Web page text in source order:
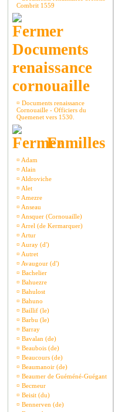
Combrit 1559
Documents
renaissance
cornouaille
¤ Documents renaissance
Cornouaille - Officiers du
Quemenet vers 1530.
Familles
¤ Adam
¤ Alain
¤ Aldroviche
¤ Alet
¤ Amezre
¤ Anseau
¤ Ansquer (Cornouaille)
¤ Arrel (de Kermarquer)
¤ Artur
¤ Auray (d')
¤ Autret
¤ Avaugour (d')
¤ Bachelier
¤ Bahuezre
¤ Bahulost
¤ Bahuno
¤ Baillif (le)
¤ Barbu (le)
¤ Barray
¤ Bavalan (de)
¤ Beaubois (de)
¤ Beaucours (de)
¤ Beaumanoir (de)
¤ Beaumer de Guéméné-Guégant
¤ Becmeur
¤ Beisit (du)
¤ Bennerven (de)